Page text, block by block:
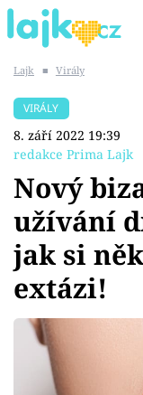
SHOPAHOLICADEL
Témata
Showbyznys
Youtubeři
Virály
Lajk ■ Virály
VIRÁLY
8. září 2022 19:39
redakce Prima Lajk
Nový
užívání
jak si
extázi!